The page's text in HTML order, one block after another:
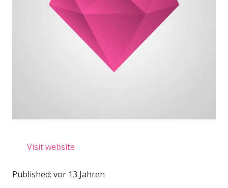
Visit website
Published: vor 13 Jahren